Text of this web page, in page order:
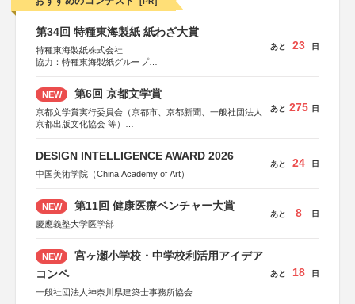
第34回 特種東海製紙 紙わざ大賞
特種東海製紙株式会社
協力：特種東海製紙グループ
あと 23 日
NEW 第6回 京都文学賞
京都文学賞実行委員会（京都市、京都新聞、一般社団法人
京都出版文化協会 等）
集英社、小学館、祥伝社、新潮社、淡交社、ちいさいミシ
マ社、徳間書店、早川書房、PHP研究所、双葉社、文藝春
あと 275 日
DESIGN INTELLIGENCE AWARD 2026
中国美術学院（China Academy of Art）
あと 24 日
NEW 第11回 健康医療ベンチャー大賞
慶應義塾大学医学部
あと 8 日
NEW
宮ヶ瀬小学校・中学校利活用アイデア
コンペ
一般社団法人神奈川県建築士事務所協会
あと 18 日